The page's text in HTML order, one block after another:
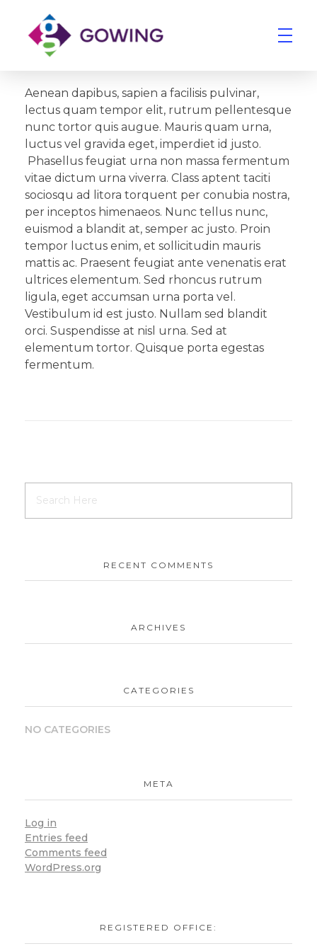
Gowing Group
Building Services and Ventilation Company in East Anglia
Aenean dapibus, sapien a facilisis pulvinar,
lectus quam tempor elit, rutrum pellentesque
nunc tortor quis augue. Mauris quam urna,
luctus vel gravida eget, imperdiet id justo.
Phasellus feugiat urna non massa fermentum
vitae dictum urna viverra. Class aptent taciti
sociosqu ad litora torquent per conubia nostra,
per inceptos himenaeos. Nunc tellus nunc,
euismod a blandit at, semper ac justo. Proin
tempor luctus enim, et sollicitudin mauris
mattis ac. Praesent feugiat ante venenatis erat
ultrices elementum. Sed rhoncus rutrum
ligula, eget accumsan urna porta vel.
Vestibulum id est justo. Nullam sed blandit
orci. Suspendisse at nisl urna. Sed at
elementum tortor. Quisque porta egestas
fermentum.
RECENT COMMENTS
ARCHIVES
CATEGORIES
NO CATEGORIES
META
Log in
Entries feed
Comments feed
WordPress.org
REGISTERED OFFICE: